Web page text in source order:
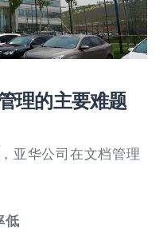
理的主要难题
亚华公司在文档管理
低